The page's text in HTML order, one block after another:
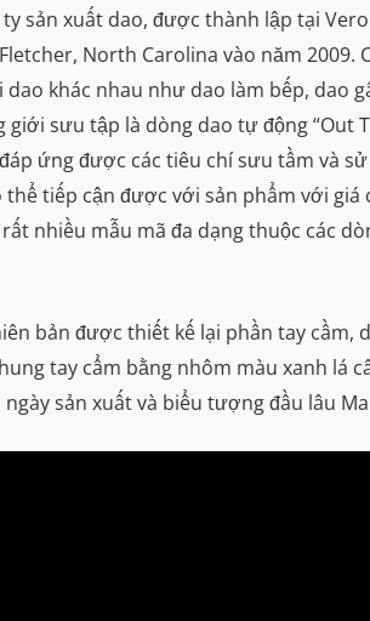
sản xuất dao, được thành lập tại
North Carolina vào năm
dao khác nhau như dao làm bếp,
sưu tập là dòng dao tự động “Out
ứng được các tiêu chí sưu tầm và
tiếp cận được với sản phẩm với
nhiều mẫu mã đa dạng thuộc các
bản được thiết kế lại phần tay cầm,
tay cẩm bằng nhôm màu xanh lá
sản xuất và biểu tượng đầu lâu